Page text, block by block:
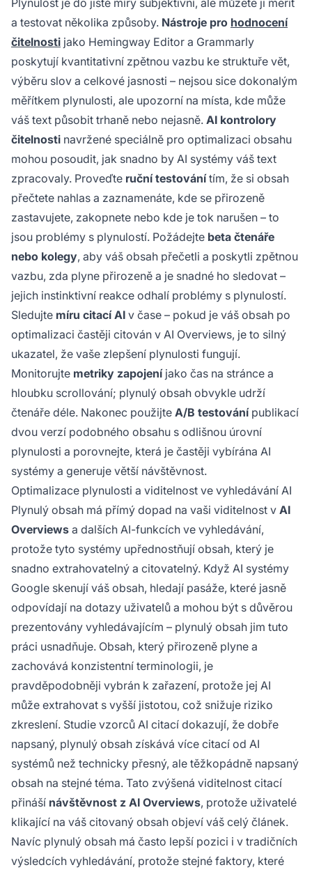
a testovat několika způsoby. Nástroje pro hodnocení
čitelnosti jako Hemingway Editor a Grammarly
poskytují kvantitativní zpětnou vazbu ke struktuře vět,
výběru slov a celkové jasnosti – nejsou sice dokonalým
měřítkem plynulosti, ale upozorní na místa, kde může
váš text působit trhaně nebo nejasně. AI kontrolory
čitelnosti navržené speciálně pro optimalizaci obsahu
mohou posoudit, jak snadno by AI systémy váš text
zpracovaly. Proveďte ruční testovánítím, že si obsah
přečtete nahlas a zaznamenáte, kde se přirozeně
zastavujete, zakopnete nebo kde je tok narušen – to
jsou problémy s plynulostí. Požádejte beta čtenáře
nebo kolegy, aby váš obsah přečetli a poskytli zpětnou
vazbu, zda plyne přirozeně a je snadné ho sledovat –
jejich instinktivní reakce odhalí problémy s plynulostí.
Sledujte míru citací AI v čase – pokud je váš obsah po
optimalizaci častěji citován v AI Overviews, je to silný
ukazatel, že vaše zlepšení plynulosti fungují.
Monitorujte metriky zapojeníjako čas na stránce a
hloubku scrollování; plynulý obsah obvykle udrží
čtenáře déle. Nakonec použijte A/B testovánípublikací
dvou verzí podobného obsahu s odlišnou úrovní
plynulosti a porovnejte, která je častěji vybírána AI
systémy a generuje větší návštěvnost.
Optimalizace plynulosti a viditelnost ve vyhledávání AI
Plynulý obsah má přímý dopad na vaši viditelnost v AI
Overviews a dalších AI-funkcích ve vyhledávání,
protože tyto systémy upřednostňují obsah, který je
snadno extrahovatelný a citovatelný. Když AI systémy
Google skenují váš obsah, hledají pasáže, které jasně
odpovídají na dotazy uživatelů a mohou být s důvěrou
prezentovány vyhledávajícím – plynulý obsah jim tuto
práci usnadňuje. Obsah, který přirozeně plyne a
zachovává konzistentní terminologii, je
pravděpodobněji vybrán k zařazení, protože jej AI
může extrahovat s vyšší jistotou, což snižuje riziko
zkreslení. Studie vzorců AI citací dokazují, že dobře
napsaný, plynulý obsah získává více citací od AI
systémů než technicky přesný, ale těžkopádně napsaný
obsah na stejné téma. Tato zvýšená viditelnost citací
přináší návštěvnost z AI Overviews, protože uživatelé
klikající na váš citovaný obsah objeví váš celý článek.
Navíc plynulý obsah má často lepší pozici i v tradičních
výsledcích vyhledávání, protože stejné faktory, které